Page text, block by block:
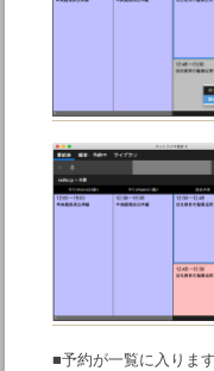
■予約が一覧に入りま